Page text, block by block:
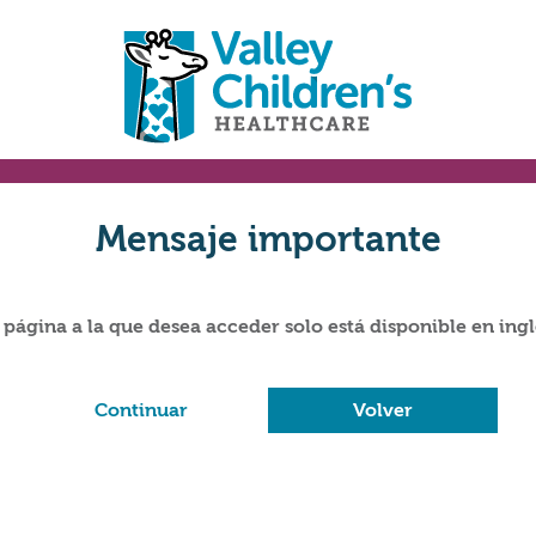
Mensaje importante
página a la que desea acceder solo está disponible en
Continuar Volver